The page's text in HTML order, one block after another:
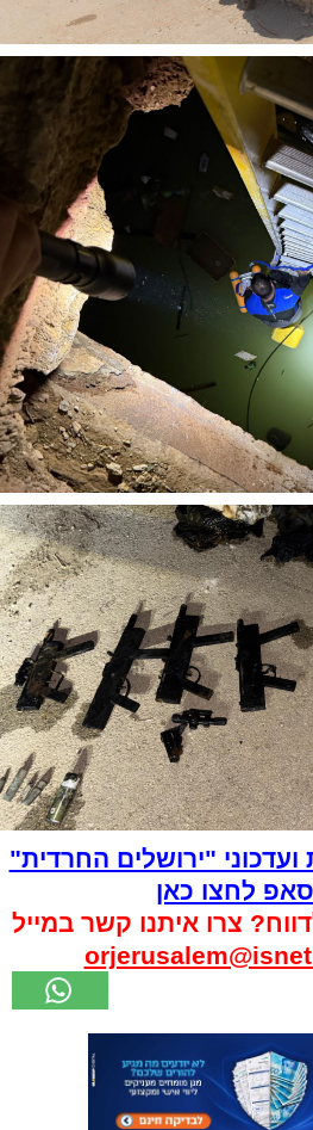
"ירושלים החרדית"
לחצו כאן
צרו איתנו קשר במייל